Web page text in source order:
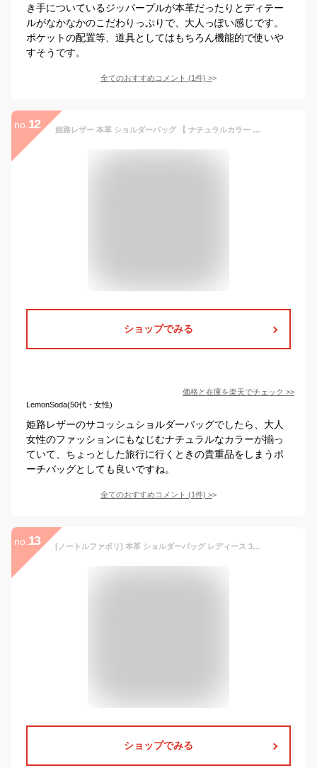
き手についているジッパープルが本革だったりとディテー
ルがなかなかのこだわりっぷりで、大人っぽい感じです。
ポケットの配置等、道具としてはもちろん機能的で使いや
すそうです。
全てのおすすめコメント (1件) >
no. 12 姫路レザー 本革 ショルダーバッグ 【 ナチュラルカラー 】長さ調節可ストラップ 内ポケットなし ポシェット ポーチ 革 レザー バック シンプル レディース メンズ 収納 カバン 鞄 ショルダー バッグ 斜めがけ 軽量 柔らかい ソフト サコッシュ 宅配便送料無
ショップでみる
価格と在庫を楽天でチェック >>
LemonSoda(50代・女性)
姫路レザーのサコッシュショルダーバッグでしたら、大人
女性のファッションにもなじむナチュラルなカラーが揃っ
ていて、ちょっとした旅行に行くときの貴重品をしまうポ
ーチバッグとしても良いですね。
全てのおすすめコメント (1件) >
no. 13 [ノートルファボリ] 本革 ショルダーバッグ レディース 3WAY お財布ポシェット エリーゼ・プラス パープル
ショップでみる